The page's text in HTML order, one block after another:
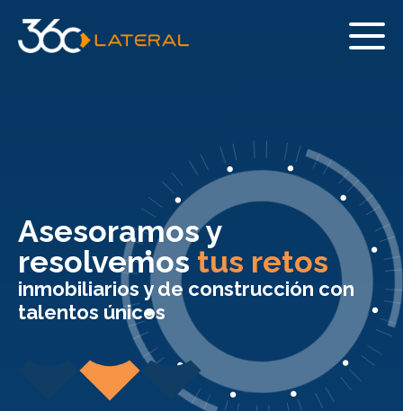
Asesoramos y
resolvemos tus retos
inmobiliarios y de construcción con
talentos únicos